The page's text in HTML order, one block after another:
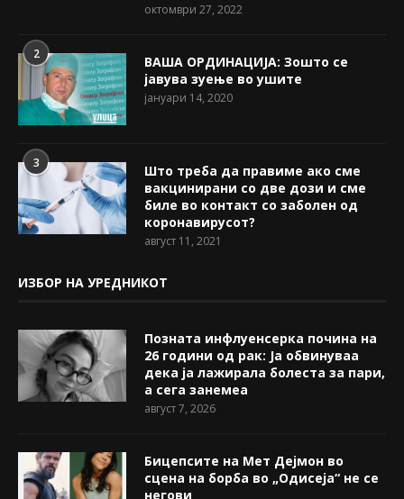
октомври 27, 2022
2
ВАША ОРДИНАЦИЈА: Зошто се
јавува зуење во ушите
јануари 14, 2020
3
Што треба да правиме ако сме
вакцинирани со две дози и сме
биле во контакт со заболен од
коронавирусот?
август 11, 2021
ИЗБОР НА УРЕДНИКОТ
Позната инфлуенсерка почина на
26 години од рак: Ја обвинуваа
дека ја лажирала болеста за пари,
а сега занемеа
август 7, 2026
Бицепсите на Мет Дејмон во
сцена на борба во „Одисеја“ не се
негови